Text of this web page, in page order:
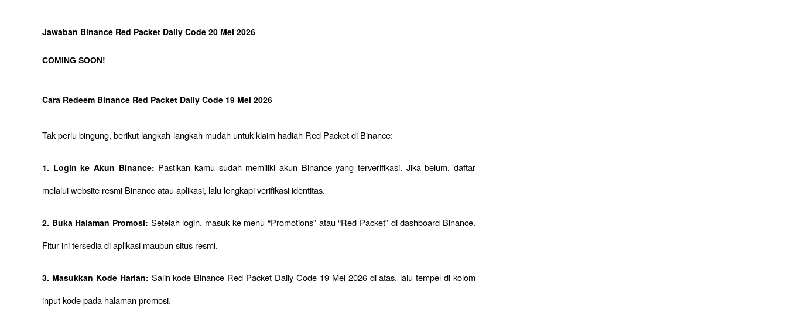
Jawaban Binance Red Packet Daily Code 20 Mei 2026
COMING SOON!
Cara Redeem Binance Red Packet Daily Code 19 Mei 2026
Tak perlu bingung, berikut langkah-langkah mudah untuk klaim hadiah Red Packet di Binance:
1. Login ke Akun Binance: Pastikan kamu sudah memiliki akun Binance yang terverifikasi. Jika belum, daftar
melalui website resmi Binance atau aplikasi, lalu lengkapi verifikasi identitas.
2. Buka Halaman Promosi: Setelah login, masuk ke menu “Promotions” atau “Red Packet” di dashboard Binance.
Fitur ini tersedia di aplikasi maupun situs resmi.
3. Masukkan Kode Harian: Salin kode Binance Red Packet Daily Code 19 Mei 2026 di atas, lalu tempel di kolom
input kode pada halaman promosi.